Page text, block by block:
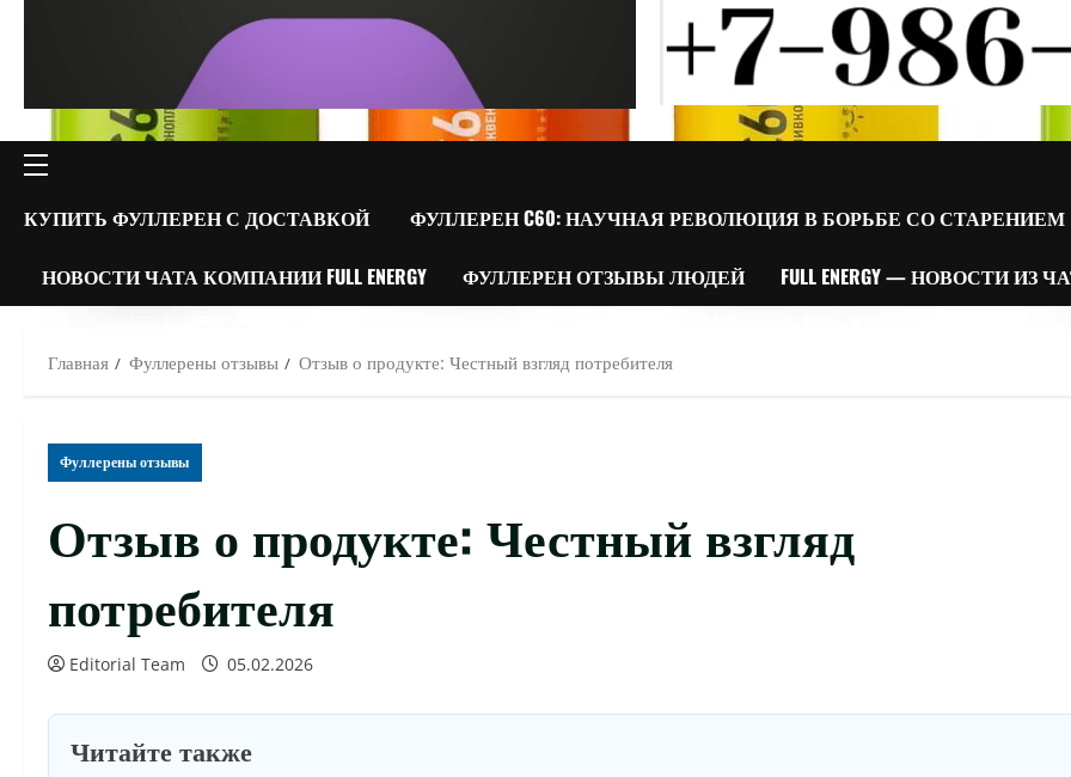
ОСНОВНОЕ
МЕНЮ
КУПИТЬ ФУЛЛЕРЕН С ДОСТАВКОЙ ФУЛЛЕРЕН C60: НАУЧНАЯ РЕВОЛЮЦИЯ В БОРЬБЕ СО СТАРЕНИЕМ
НОВОСТИ ЧАТА КОМПАНИИ FULL ENERGY ФУЛЛЕРЕН ОТЗЫВЫ ЛЮДЕЙ FULL ENERGY — НОВОСТИ ИЗ
Главная Фуллерены отзывы Отзыв о продукте: Честный взгляд потребителя
Фуллерены отзывы
Отзыв о продукте: Честный взгляд
потребителя
Editorial Team 05.02.2026
Читайте также